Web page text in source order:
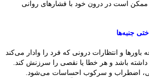
است در درون خود با فشارهای روانی
جنبه‌ها
باورها و انتظارات درونی که فرد را وادار می‌کند
داشته باشد و هر خطا یا نقصی را سرزنش کند.
اضطراب و سرکوب احساسات می‌شود.